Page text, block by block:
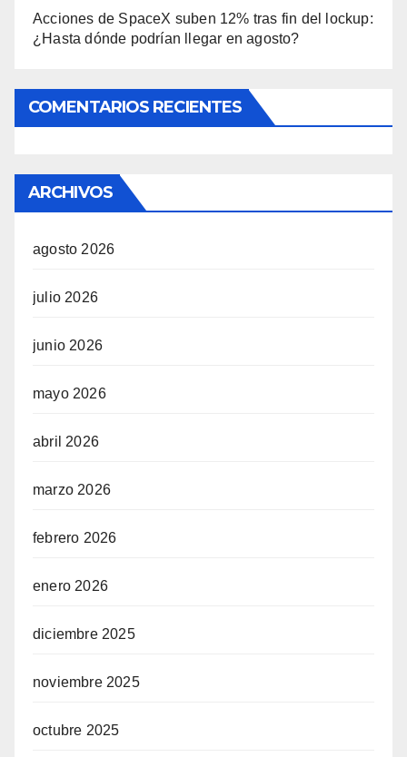
Acciones de SpaceX suben 12% tras fin del lockup:
¿Hasta dónde podrían llegar en agosto?
COMENTARIOS RECIENTES
ARCHIVOS
agosto 2026
julio 2026
junio 2026
mayo 2026
abril 2026
marzo 2026
febrero 2026
enero 2026
diciembre 2025
noviembre 2025
octubre 2025